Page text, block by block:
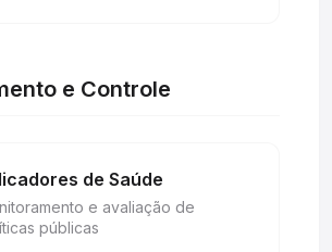
e Controle
de Saúde
e avaliação de
públicas